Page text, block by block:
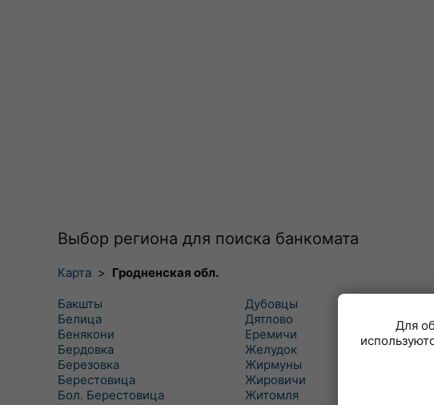
Выбор региона для поиска банкомата
Карта > Гродненская обл.
Бакшты
Белица
Бенякони
Бердовка
Березовка
Берестовица
Бол. Берестовица
Дубовцы
Дятлово
Еремичи
Желудок
Жирмуны
Жировичи
Житомля
Для